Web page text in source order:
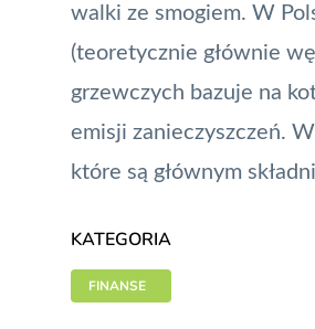
walki ze smogiem. W
(teoretycznie głównie
grzewczych bazuje na
emisji zanieczyszczeń.
które są głównym
KATEGORIA
FINANSE